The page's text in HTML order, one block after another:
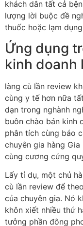
khách dân tất cả
lượng lời buộc đề
thuốc hoặc lạm
Ứng dụng
kinh doanh
làng cù lần review
cùng y tế hơn nữa
dạn trong nghành
buôn chào bán kinh
phân tích cùng báo
chuyên gia hàng
cùng cương cứng
Lấy tỉ dụ, một chủ
cù lần review để
của chuyên gia. Nó
khôn xiết nhiều thứ
tưởng phần đông